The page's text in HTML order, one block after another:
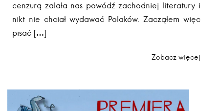
cenzurą zalała nas powódź zachodniej literatury i
nikt nie chciał wydawać Polaków. Zacząłem więc
pisać […]
Zobacz więcej